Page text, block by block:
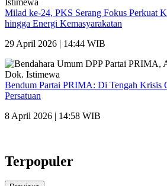
Milad ke-24, PKS Serang Fokus Perkuat
hingga Energi Kemasyarakatan
29 April 2026 | 14:44 WIB
Bendum Partai PRIMA: Di Tengah Krisis
Persatuan
8 April 2026 | 14:58 WIB
Terpopuler